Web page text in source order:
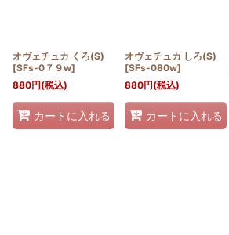
オヴェチュカ くろ(S)
[SFs-0７９w]
880円(税込)
カートに入れる
オヴェチュカ しろ(S)
[SFs-080w]
880円(税込)
カートに入れる